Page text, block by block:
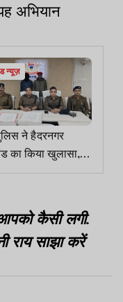
अभियान
न्यूज़
ने हैदरनगर
का किया खुलासा,
गिरफ्तार
कैसी लगी.
राय साझा करें